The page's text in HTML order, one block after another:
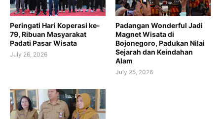
Peringati Hari Koperasi ke-
79, Ribuan Masyarakat
Padati Pasar Wisata
July 26, 2026
Padangan Wonderful Jadi
Magnet Wisata di
Bojonegoro, Padukan Nilai
Sejarah dan Keindahan
Alam
July 25, 2026